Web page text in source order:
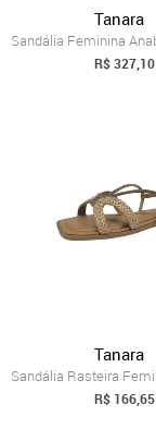
Tanara
R$ 327,10
Tanara
R$ 166,65